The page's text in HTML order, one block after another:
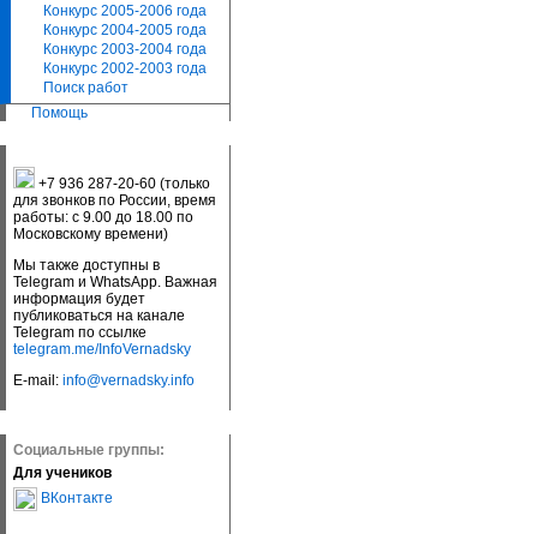
Конкурс 2005-2006 года
Конкурс 2004-2005 года
Конкурс 2003-2004 года
Конкурс 2002-2003 года
Поиск работ
Помощь
+7 936 287-20-60 (только
для звонков по России, время
работы: с 9.00 до 18.00 по
Московскому времени)
Мы также доступны в
Telegram и WhatsApp. Важная
информация будет
публиковаться на канале
Telegram по ссылке
telegram.me/InfoVernadsky
E-mail: info@vernadsky.info
Социальные группы:
Для учеников
ВКонтакте